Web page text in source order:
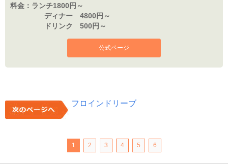
料金： ランチ1800円～
ディナー 4800円～
ドリンク 500円～
公式ページ
フロインドリーブ
1 2 3 4 5 6